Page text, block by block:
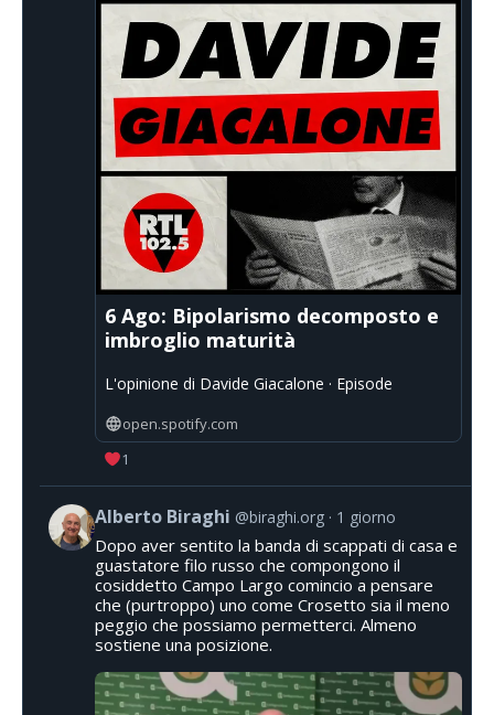
6 Ago: Bipolarismo decomposto e
imbroglio maturità
L'opinione di Davide Giacalone · Episode
open.spotify.com
1
Alberto Biraghi @biraghi.org 1 giorno
Dopo aver sentito la banda di scappati di casa e
guastatore filo russo che compongono il
cosiddetto Campo Largo comincio a pensare
che (purtroppo) uno come Crosetto sia il meno
peggio che possiamo permetterci. Almeno
sostiene una posizione.